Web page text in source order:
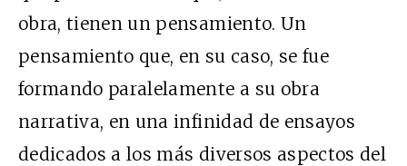
obra, tienen un pensamiento. Un
pensamiento que, en su caso, se fue
formando paralelamente a su obra
narrativa, en una infinidad de ensayos
dedicados a los más diversos aspectos del